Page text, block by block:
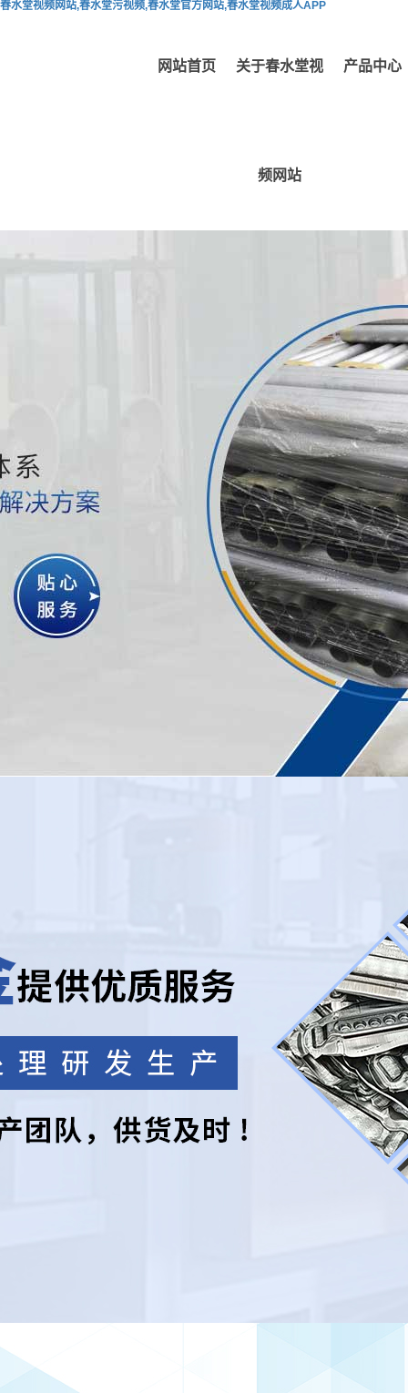
春水堂视频网站,春水堂污视频,春水堂官方网站,春水堂视频成人APP
网站首页 关于春水堂视
频网站
产品中心
铝合金
材型材类
铝合金
自行车前叉类
铝合金
滑板电动车